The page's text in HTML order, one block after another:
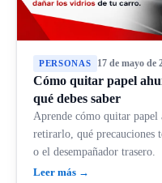
PERSONAS 17 de mayo de
Cómo quitar papel
qué debes saber
Aprende cómo quitar papel
retirarlo, qué
o el desempañador trasero.
Leer más →